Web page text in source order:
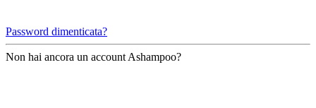
Password dimenticata?
Non hai ancora un account Ashampoo?